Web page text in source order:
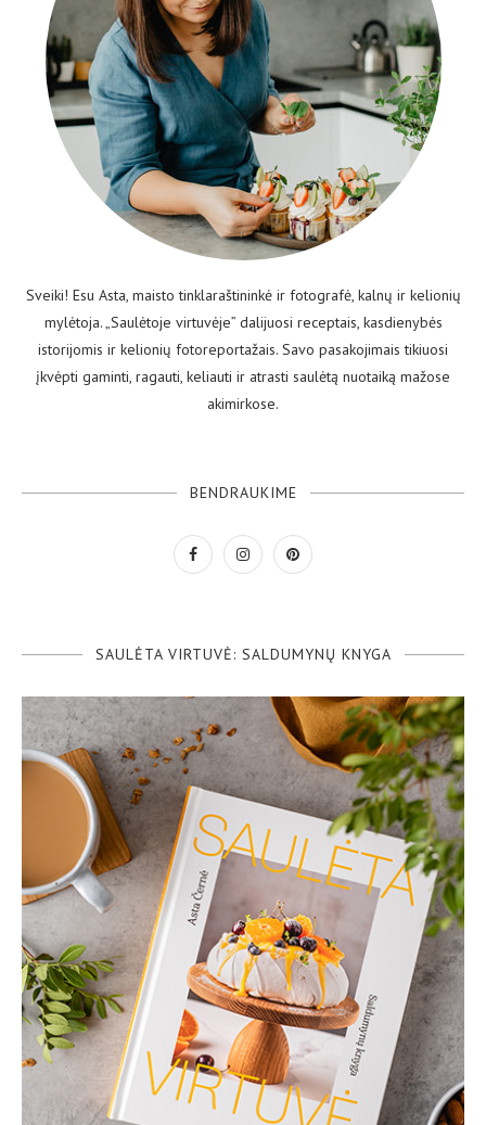
Sveiki! Esu Asta, maisto tinklaraštininkė ir fotografė, kalnų ir kelionių
mylėtoja. „Saulėtoje virtuvėje” dalijuosi receptais, kasdienybės
istorijomis ir kelionių fotoreportažais. Savo pasakojimais tikiuosi
įkvėpti gaminti, ragauti, keliauti ir atrasti saulėtą nuotaiką mažose
akimirkose.
BENDRAUKIME
SAULĖTA VIRTUVĖ: SALDUMYNŲ KNYGA